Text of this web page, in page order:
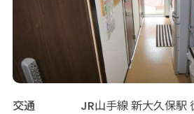
交通
JR山手線 新大久保駅